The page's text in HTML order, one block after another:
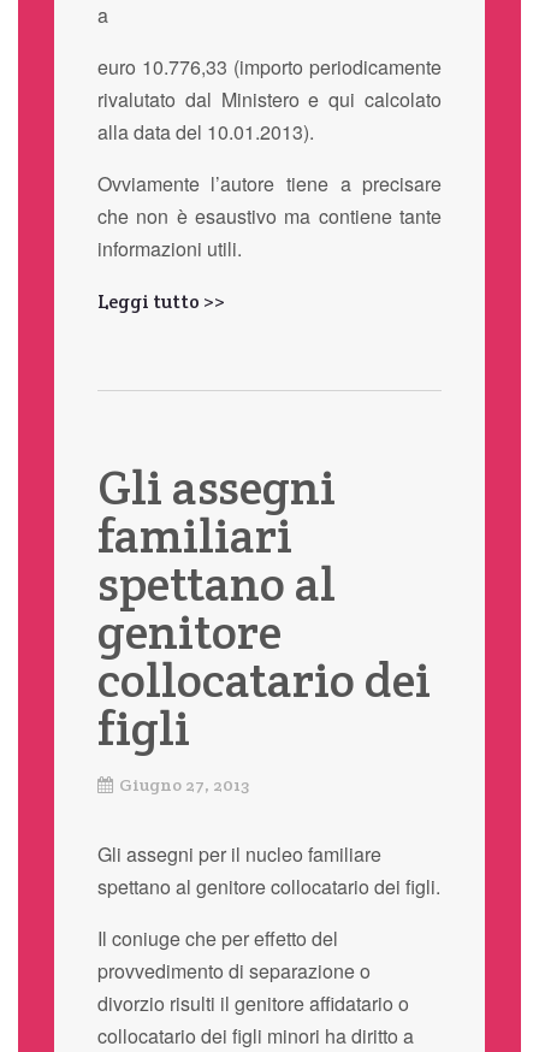
a
euro 10.776,33 (importo periodicamente
rivalutato dal Ministero e qui calcolato
alla data del 10.01.2013).
Ovviamente l’autore tiene a precisare
che non è esaustivo ma contiene tante
informazioni utili.
Leggi tutto >>
Gli assegni
familiari
spettano al
genitore
collocatario dei
figli
Giugno 27, 2013
Gli assegni per il nucleo familiare
spettano al genitore collocatario dei figli.
Il coniuge che per effetto del
provvedimento di separazione o
divorzio risulti il genitore affidatario o
collocatario dei figli minori ha diritto a